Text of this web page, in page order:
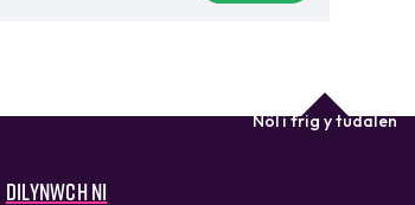
Dilynwch ni
Nôl i frig y tudalen